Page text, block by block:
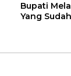
Bupati
Yang